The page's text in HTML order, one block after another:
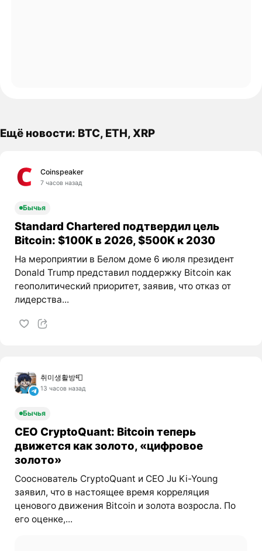
Ещё новости: BTC, ETH, XRP
Coinspeaker
7 часов назад
Бычья
Standard Chartered подтвердил цель
Bitcoin: $100K в 2026, $500K к 2030
На мероприятии в Белом доме 6 июля президент
Donald Trump представил поддержку Bitcoin как
геополитический приоритет, заявив, что отказ от
лидерства...
취미생활방📮
13 часов назад
Бычья
CEO CryptoQuant: Bitcoin теперь
движется как золото, «цифровое
золото»
Сооснователь CryptoQuant и CEO Ju Ki-Young
заявил, что в настоящее время корреляция
ценового движения Bitcoin и золота возросла. По
его оценке,...